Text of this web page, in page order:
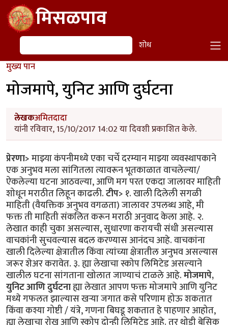
Skip to main contentमिसळपाव
शोध शोध
मुख्य पान
मोजमापे, युनिट आणि दुर्घटना
लेखकअमितदादा
यांनी रविवार, 15/10/2017 14:02 या दिवशी प्रकाशित केले.
प्रेरणा>माझ्या कंपनीमध्ये एका चर्चे दरम्यान माझ्या व्यवस्थापकाने
एक अनुभव मला सांगितला त्यावरून भूतकाळात वाचलेल्या/
ऐकलेल्या घटना आठवल्या, आणि मग परत एकदा जालावर माहिती
शोधून मराठीत लिहून काढली.टीप>१. खाली दिलेली सगळी
माहिती (वैयक्तिक अनुभव वगळता) जालावर उपलब्ध आहे, मी
फक्त ती माहिती संकलित करून मराठी अनुवाद केला आहे. २.
लेखात काही चुका असल्यास, सुधारणा करायची संधी असल्यास
वाचकांनी सुचवल्यास बदल करण्यास आनंदच आहे. वाचकांना
खाली दिलेल्या क्षेत्रातील किंवा त्यांच्या क्षेत्रातील अनुभव असल्यास
जरूर शेअर करावेत. ३. ह्या लेखाचा स्कोप लिमिटेड असल्याने
खालील घटना सांगताना खोलात जाण्याचं टाळले आहे.मोजमापे,
युनिट आणि दुर्घटनाह्या लेखात आपण फक्त मोजमापे आणि युनिट
मध्ये गफलत झाल्यास खऱ्या जगात कसे परिणाम होऊ शकतात
किंवा कश्या गोष्टी / यंत्रे, गणना बिघडू शकतात हे पाहणार आहोत,